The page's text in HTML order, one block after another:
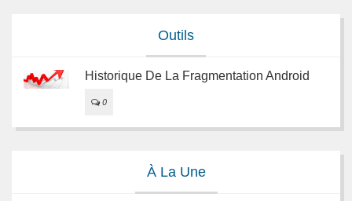
Outils
Historique De La Fragmentation Android
0
À La Une